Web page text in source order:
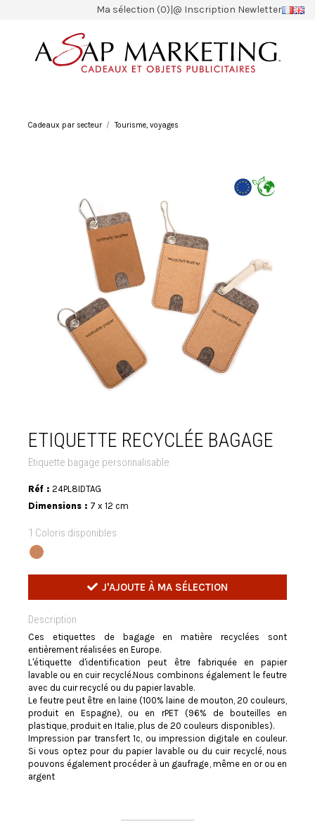
Ma sélection (0)|@ Inscription Newletter
Cadeaux par secteur Tourisme, voyages
ETIQUETTE RECYCLÉE BAGAGE
Etiquette bagage personnalisable
Réf : 24PL8IDTAG
Dimensions : 7 x 12 cm
1 Coloris disponibles
J'AJOUTE À MA SÉLECTION
Description
Ces etiquettes de bagage en matière recyclées sont
entièrement réalisées en Europe.
L'étiquette d'identification peut être fabriquée en papier
lavable ou en cuir recyclé.Nous combinons également le feutre
avec du cuir recyclé ou du papier lavable.
Le feutre peut être en laine (100% laine de mouton, 20 couleurs,
produit en Espagne), ou en rPET (96% de bouteilles en
plastique, produit en Italie, plus de 20 couleurs disponibles).
Impression par transfert 1c, ou impression digitale en couleur.
Si vous optez pour du papier lavable ou du cuir recyclé, nous
pouvons également procéder à un gaufrage, même en or ou en
argent